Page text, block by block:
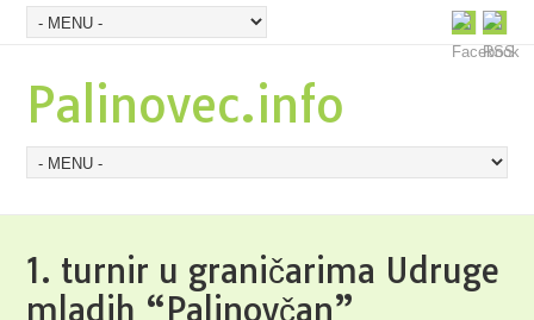
Palinovec.info
1. turnir u graničarima Udruge
mladih “Palinovčan”